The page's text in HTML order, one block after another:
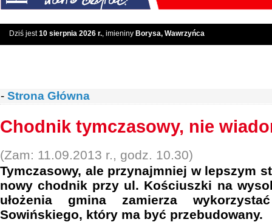
Dziś jest10 sierpnia 2026 r., imieniny Borysa, Wawrzyńca
- Strona Główna
Chodnik tymczasowy, nie
(Zam: 11.09.2013 r., godz. 10.30)
Tymczasowy, ale przynajmniej w lepszym
nowy chodnik przy ul. Kościuszki na
ułożenia gmina zamierza
Sowińskiego, który ma być przebudowany.